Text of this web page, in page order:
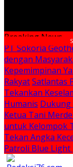
Breaking News
PT Sokoria
dengan
Kepemimpinan
RakyatSatlantas
Tekankan
Humanis Dukung
Ketua Tani
untuk Kelompok
Tekan Angka
Patroli Blue Light